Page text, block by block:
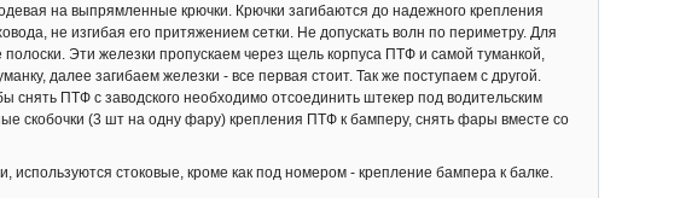
на выпрямленные крючки. Крючки загибаются до надежного крепления
не изгибая его притяжением сетки. Не допускать волн по периметру. Для
Эти железки пропускаем через щель корпуса ПТФ и самой туманкой,
далее загибаем железки - все первая стоит. Так же поступаем с другой.
ПТФ с заводского необходимо отсоединить штекер под водительским
скобочки (3 шт на одну фару) крепления ПТФ к бамперу, снять фары вместе со
стоковые, кроме как под номером - крепление бампера к балке.